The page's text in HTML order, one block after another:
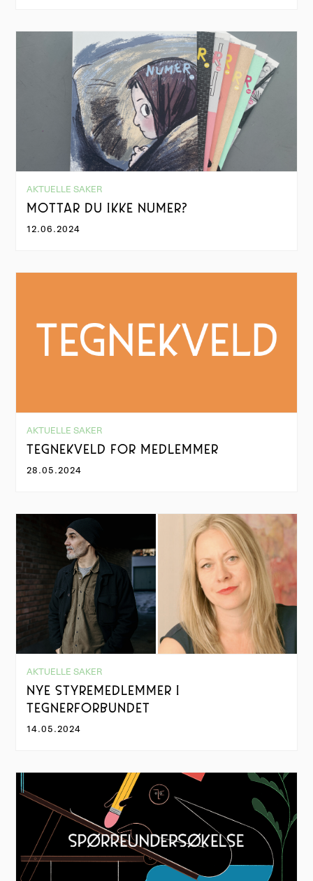
AKTUELLE SAKER
MOTTAR DU IKKE NUMER?
12.06.2024
AKTUELLE SAKER
TEGNEKVELD FOR MEDLEMMER
28.05.2024
AKTUELLE SAKER
NYE STYREMEDLEMMER I
TEGNERFORBUNDET
14.05.2024